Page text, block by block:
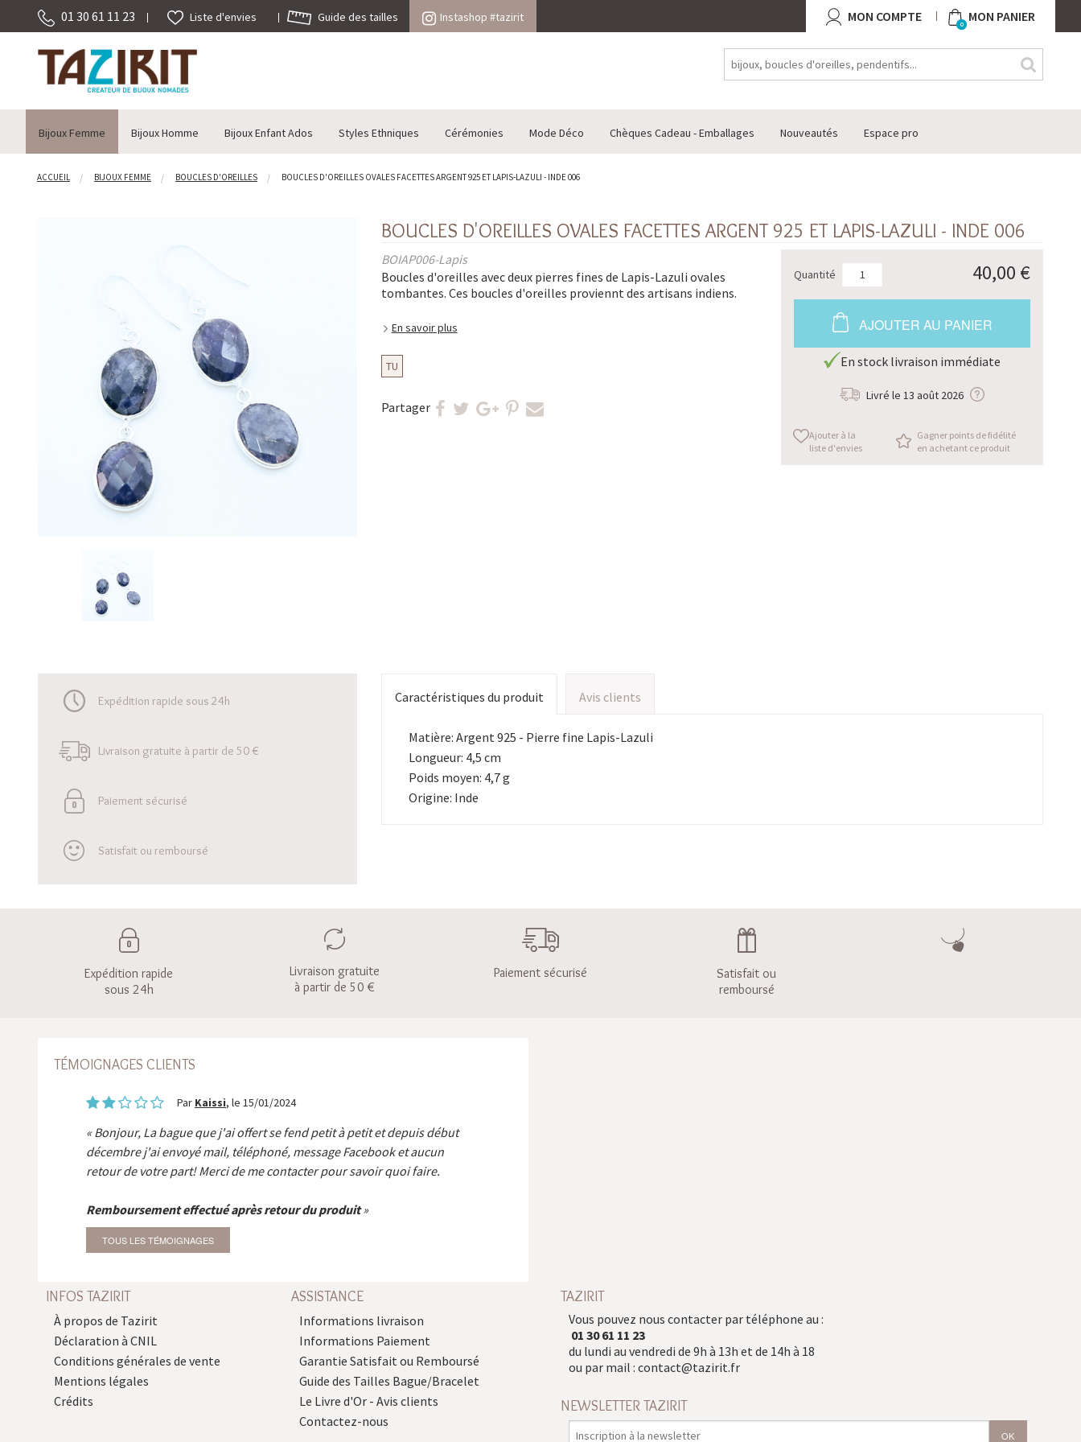
01 30 61 11 23 Liste d'envies Guide des tailles Instashop #tazirit MON COMPTE 0 MON PANIER
Bijoux Femme Bijoux Homme Bijoux Enfant Ados Styles Ethniques Cérémonies Mode Déco Chèques Cadeau - Emballages Nouveautés Espace pro
ACCUEIL BIJOUX FEMME BOUCLES D'OREILLES BOUCLES D'OREILLES OVALES FACETTES ARGENT 925 ET LAPIS-LAZULI - INDE 006
BOUCLES D'OREILLES OVALES FACETTES ARGENT 925 ET LAPIS-LAZULI - INDE 006
BOIAP006-Lapis
Boucles d'oreilles avec deux pierres fines de Lapis-Lazuli ovales
tombantes. Ces boucles d'oreilles proviennt des artisans indiens.
En savoir plus
TU
Partager
Quantité 40,00 €
AJOUTER AU PANIER
En stock livraison immédiate
Livré le13 août 2026
Ajouter à la
liste d'envies
Gagner points de fidélité
en achetant ce produit
Expédition rapide sous 24h
Livraison gratuite à partir de 50 €
Paiement sécurisé
Satisfait ou remboursé
Caractéristiques du produit Avis clients
Matière: Argent 925 - Pierre fine Lapis-Lazuli
Longueur: 4,5 cm
Poids moyen: 4,7 g
Origine: Inde
Expédition rapide
sous 24h
Livraison gratuite
à partir de 50 €
Paiement sécurisé
Satisfait ou
remboursé
TÉMOIGNAGES CLIENTS
Par Kaissi, le 15/01/2024
Bonjour, La bague que j'ai offert se fend petit à petit et depuis début
décembre j'ai envoyé mail, téléphoné, message Facebook et aucun
retour de votre part! Merci de me contacter pour savoir quoi faire.
Remboursement effectué après retour du produit
TOUS LES TÉMOIGNAGES
INFOS TAZIRIT
À propos de Tazirit
Déclaration à CNIL
Conditions générales de vente
Mentions légales
Crédits
ASSISTANCE
Informations livraison
Informations Paiement
Garantie Satisfait ou Remboursé
Guide des Tailles Bague/Bracelet
Le Livre d'Or - Avis clients
Contactez-nous
TAZIRIT
Vous pouvez nous contacter par téléphone au :
01 30 61 11 23
du lundi au vendredi de 9h à 13h et de 14h à 18
ou par mail : contact@tazirit.fr
NEWSLETTER TAZIRIT